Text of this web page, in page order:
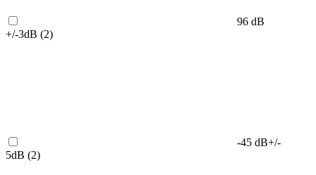
96 dB
+/-3dB (2)
-45 dB+/-
5dB (2)